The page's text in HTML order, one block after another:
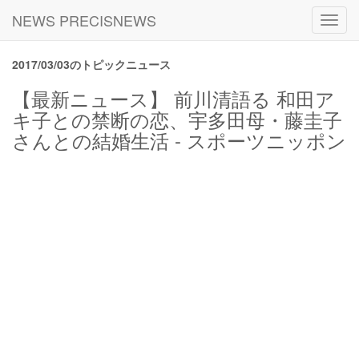
NEWS PRECISNEWS
2017/03/03のトピックニュース
【最新ニュース】 前川清語る 和田ア
キ子との禁断の恋、宇多田母・藤圭子
さんとの結婚生活 - スポーツニッポン